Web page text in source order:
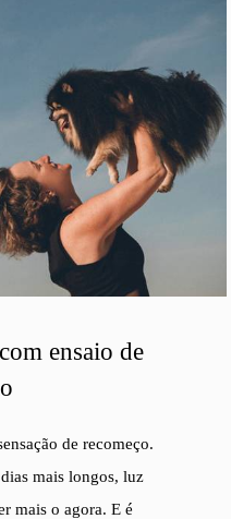
ensaio de
de recomeço.
mais longos, luz
mais o agora. E é